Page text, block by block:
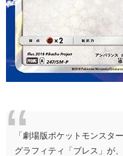
「劇場版ポケットモンスタ
グラフィティ「ブレス」が